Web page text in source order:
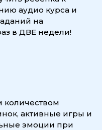
аудио курса и
на
в ДВЕ недели!
активные игры и
эмоции при